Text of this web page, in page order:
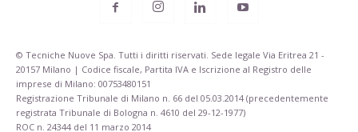
© Tecniche Nuove Spa. Tutti i diritti riservati. Sede legale Via Eritrea 21 -
20157 Milano | Codice fiscale, Partita IVA e Iscrizione al Registro delle
imprese di Milano: 00753480151
Registrazione Tribunale di Milano n. 66 del 05.03.2014 (precedentemente
registrata Tribunale di Bologna n. 4610 del 29-12-1977)
ROC n. 24344 del 11 marzo 2014